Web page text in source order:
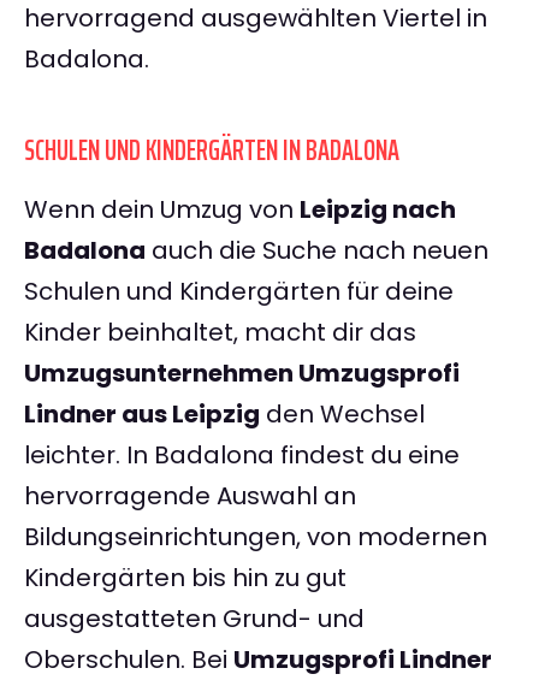
hervorragend ausgewählten Viertel in
Badalona.
SCHULEN UND KINDERGÄRTEN IN BADALONA
Wenn dein Umzug von Leipzig nach
Badalona auch die Suche nach neuen
Schulen und Kindergärten für deine
Kinder beinhaltet, macht dir das
Umzugsunternehmen Umzugsprofi
Lindner aus Leipzig den Wechsel
leichter. In Badalona findest du eine
hervorragende Auswahl an
Bildungseinrichtungen, von modernen
Kindergärten bis hin zu gut
ausgestatteten Grund- und
Oberschulen. Bei Umzugsprofi Lindner